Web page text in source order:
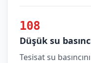
108
Düşük su
Tesisat su